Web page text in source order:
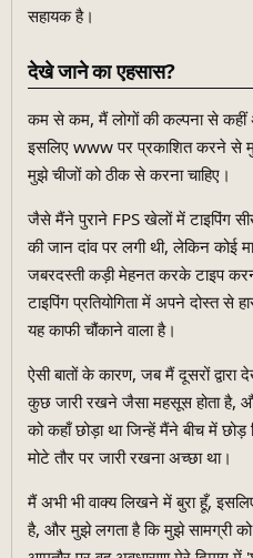
सहायक है।
देखे जाने का एहसास?
कम से कम, मैं लोगों की कल्पना से
इसलिए www पर प्रकाशित करने से
मुझे चीजों को ठीक से करना चाहिए।
जैसे मैंने पुराने FPS खेलों में टाइपिंग
की जान दांव पर लगी थी, लेकिन कोई
जबरदस्ती कड़ी मेहनत करके टाइप
टाइपिंग प्रतियोगिता में अपने दोस्त से
यह काफी चौंकाने वाला है।
ऐसी बातों के कारण, जब मैं दूसरों द्वारा
कुछ जारी रखने जैसा महसूस होता है,
को कहाँ छोड़ा था जिन्हें मैंने बीच में
मोटे तौर पर जारी रखना अच्छा था।
मैं अभी भी वाक्य लिखने में बुरा हूँ,
है, और मुझे लगता है कि मुझे सामग्री